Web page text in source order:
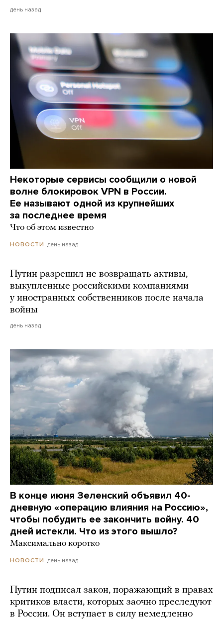
день назад
Некоторые сервисы сообщили о новой
волне блокировок VPN в России.
Ее называют одной из крупнейших
за последнее время
Что об этом известно
НОВОСТИ день назад
Путин разрешил не возвращать активы,
выкупленные российскими компаниями
у иностранных собственников после начала
войны
день назад
В конце июня Зеленский объявил 40-
дневную «операцию влияния на Россию»,
чтобы побудить ее закончить войну. 40
дней истекли. Что из этого вышло?
Максимально коротко
НОВОСТИ день назад
Путин подписал закон, поражающий в правах
критиков власти, которых заочно преследуют
в России. Он вступает в силу немедленно